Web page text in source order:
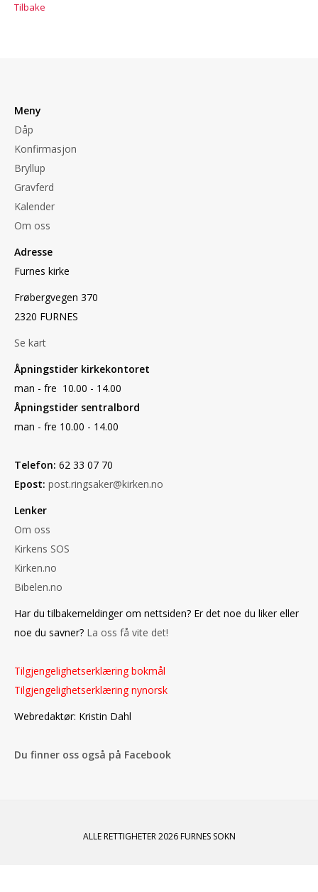
Tilbake
Meny
Dåp
Konfirmasjon
Bryllup
Gravferd
Kalender
Om oss
Adresse
Furnes kirke
Frøbergvegen 370
2320 FURNES
Se kart
Åpningstider kirkekontoret
man - fre 10.00 - 14.00
Åpningstider sentralbord
man - fre 10.00 - 14.00
Telefon: 62 33 07 70
Epost: post.ringsaker@kirken.no
Lenker
Om oss
Kirkens SOS
Kirken.no
Bibelen.no
Har du tilbakemeldinger om nettsiden? Er det noe du liker eller
noe du savner? La oss få vite det!
Tilgjengelighetserklæring bokmål
Tilgjengelighetserklæring nynorsk
Webredaktør: Kristin Dahl
Du finner oss også på Facebook
ALLE RETTIGHETER 2026 FURNES SOKN